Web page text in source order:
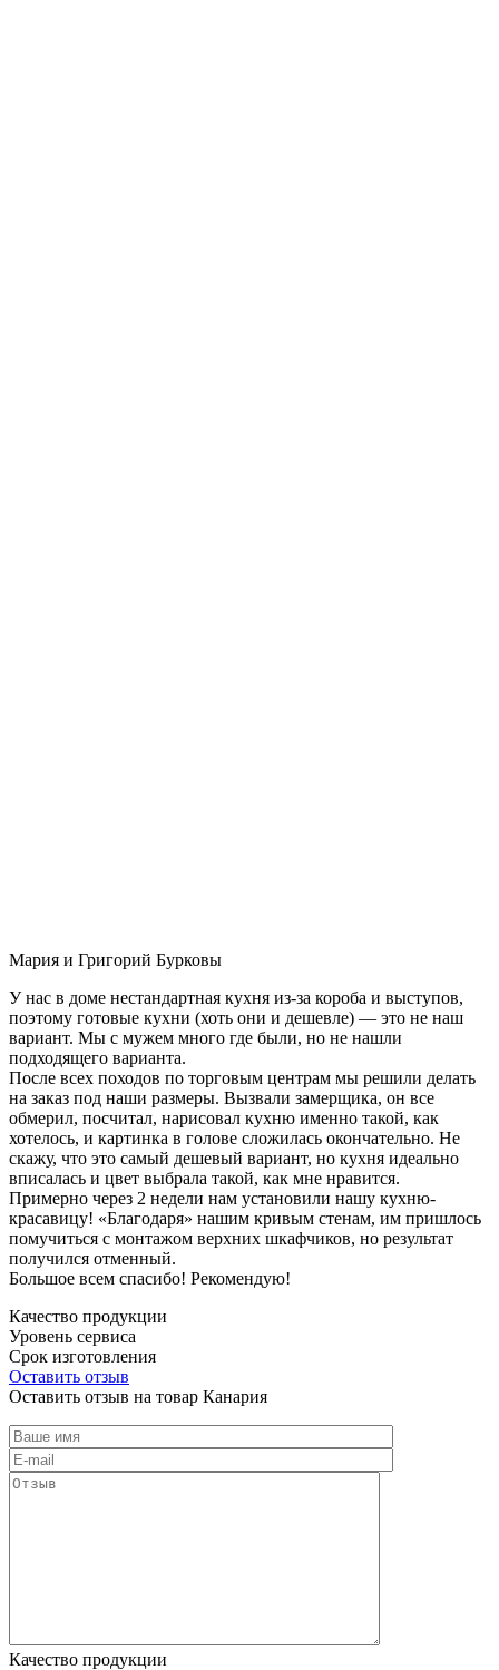
Мария и Григорий Бурковы
У нас в доме нестандартная кухня из-за короба и выступов,
поэтому готовые кухни (хоть они и дешевле) — это не наш
вариант. Мы с мужем много где были, но не нашли
подходящего варианта.
После всех походов по торговым центрам мы решили делать
на заказ под наши размеры. Вызвали замерщика, он все
обмерил, посчитал, нарисовал кухню именно такой, как
хотелось, и картинка в голове сложилась окончательно. Не
скажу, что это самый дешевый вариант, но кухня идеально
вписалась и цвет выбрала такой, как мне нравится.
Примерно через 2 недели нам установили нашу кухню-
красавицу! «Благодаря» нашим кривым стенам, им пришлось
помучиться с монтажом верхних шкафчиков, но результат
получился отменный.
Большое всем спасибо! Рекомендую!
Качество продукции
Уровень сервиса
Срок изготовления
Оставить отзыв
Оставить отзыв на товар Канария
Качество продукции